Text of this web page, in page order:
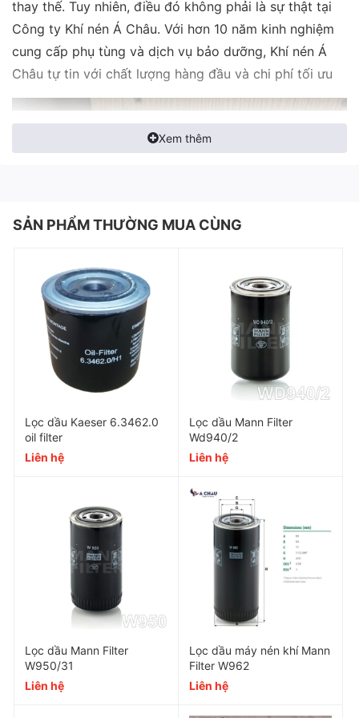
thay thế. Tuy nhiên, điều đó không phải là sự thật tại
Công ty Khí nén Á Châu. Với hơn 10 năm kinh nghiệm
cung cấp phụ tùng và dịch vụ bảo dưỡng, Khí nén Á
Châu tự tin với chất lượng hàng đầu và chi phí tối ưu
Thông số kỹ thuật của Lọc dầu
máy nén khí Kyungwon AS76
Máy nén khí
Lưu lượng
Độ chính xác
Xem thêm
SẢN PHẨM THƯỜNG MUA CÙNG
Lọc dầu Kaeser 6.3462.0
oil filter
Liên hệ
Lọc dầu Mann Filter
Wd940/2
Liên hệ
Lọc dầu Mann Filter
W950/31
Liên hệ
Lọc dầu máy nén khí Mann
Filter W962
Liên hệ